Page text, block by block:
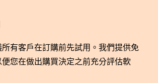
有客戶在訂購前先試用。我們提供免
您在做出購買決定之前充分評估軟